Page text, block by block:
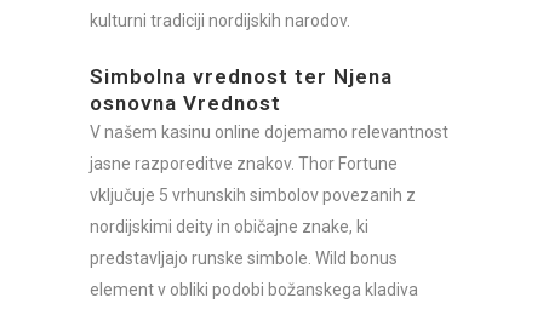
kulturni tradiciji nordijskih narodov.
Simbolna vrednost ter Njena
osnovna Vrednost
V našem kasinu online dojemamo relevantnost
jasne razporeditve znakov. Thor Fortune
vključuje 5 vrhunskih simbolov povezanih z
nordijskimi deity in običajne znake, ki
predstavljajo runske simbole. Wild bonus
element v obliki podobi božanskega kladiva